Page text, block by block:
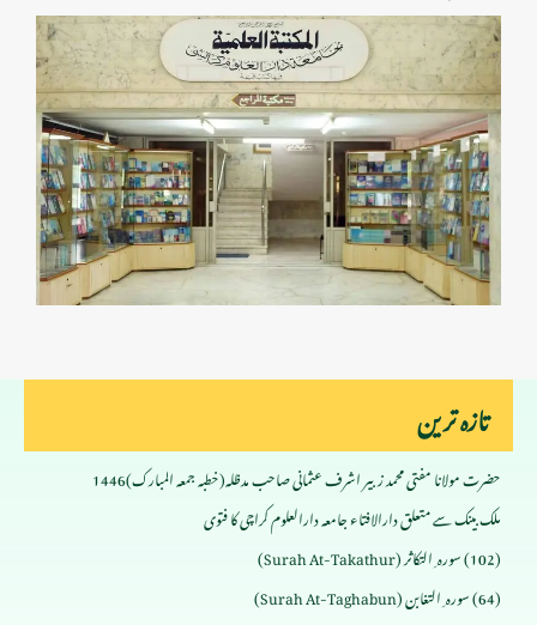
تازہ ترین
حضرت مولانا مفتی محمد زبیر اشرف عثمانی صاحب مدظلہ(خطبہ جمعہ المبارک)1446
ملک بینک سے متعلق دارالافتاء جامعہ دارالعلوم کراچی کا فتوی
(102) سورہ ِ التکاثر (Surah At-Takathur)
(64) سورہ ِ التغابن (Surah At-Taghabun)